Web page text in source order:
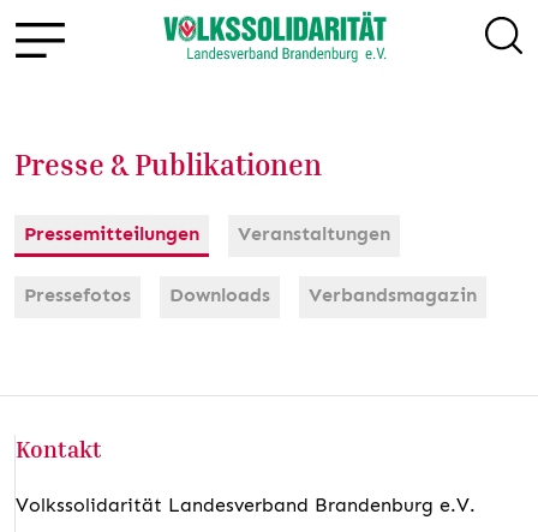
Presse & Publikationen
Pressemitteilungen Veranstaltungen
Pressefotos Downloads Verbandsmagazin
Kontakt
Volkssolidarität Landesverband Brandenburg e.V.